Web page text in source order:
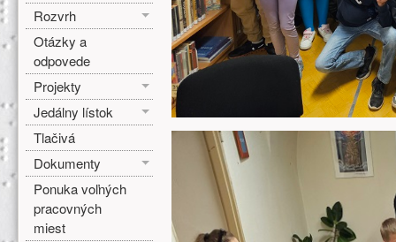
Rozvrh
Otázky a
odpovede
Projekty
Jedálny lístok
Tlačivá
Dokumenty
Ponuka voľných
pracovných
miest